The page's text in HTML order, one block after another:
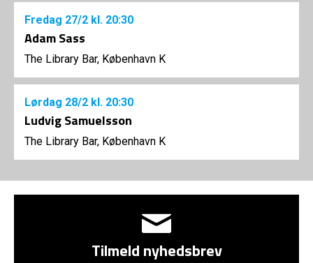
Fredag 27/2 kl. 20:30
Adam Sass
The Library Bar, København K
Lørdag 28/2 kl. 20:30
Ludvig Samuelsson
The Library Bar, København K
Tilmeld nyhedsbrev